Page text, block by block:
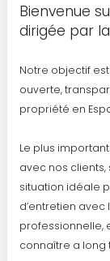
Bienvenue
dirigée par
Notre objectif
ouverte,
propriété en
Le plus
avec nos
situation idéale
d’entretien
professionnelle,
connaître a long